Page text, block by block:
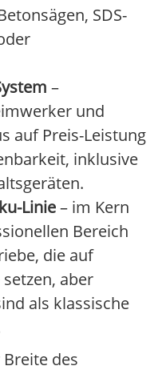
SDS-
–
und
auf Preis-Leistung
inklusive
Linie– im Kern
Bereich
die auf
aber
als klassische
des